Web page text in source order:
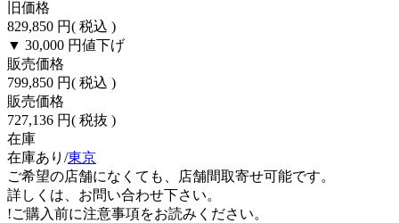
旧価格
829,850 円( 税込 )
▼ 30,000 円値下げ
販売価格
799,850 円( 税込 )
販売価格
727,136 円( 税抜 )
在庫
在庫あり/東京
ご希望の店舗になくても、店舗間取寄せ可能です。
詳しくは、お問い合わせ下さい。
!ご購入前に注意事項をお読みください。